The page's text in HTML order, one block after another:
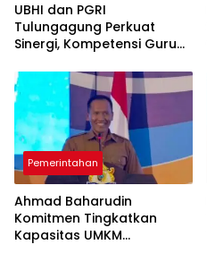
UBHI dan PGRI
Tulungagung Perkuat
Sinergi, Kompetensi Guru
Pemerintahan
Ahmad Baharudin
Komitmen Tingkatkan
Kapasitas UMKM